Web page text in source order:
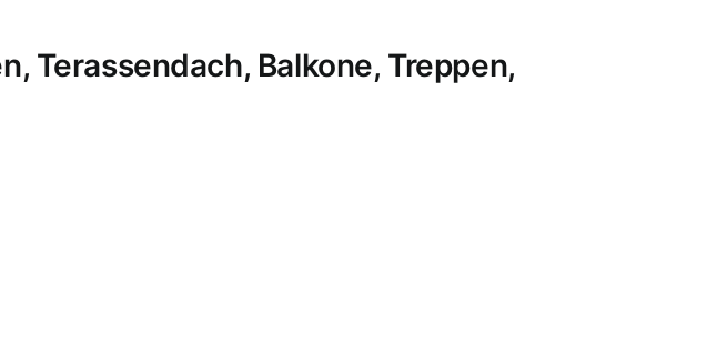
Terassendach, Balkone, Treppen,